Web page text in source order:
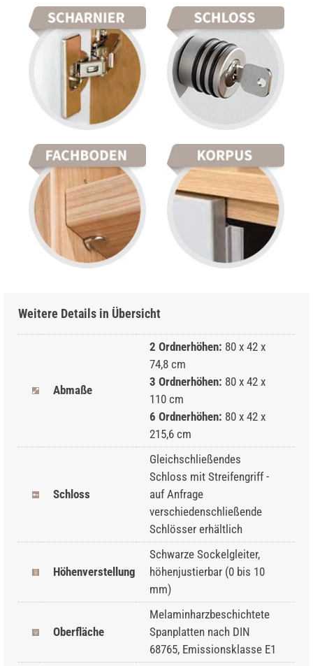
Weitere Details in Übersicht
Abmaße
2 Ordnerhöhen: 80 x 42 x
74,8 cm
3 Ordnerhöhen: 80 x 42 x
110 cm
6 Ordnerhöhen: 80 x 42 x
215,6 cm
Schloss
Gleichschließendes
Schloss mit Streifengriff -
auf Anfrage
verschiedenschließende
Schlösser erhältlich
Höhenverstellung
Schwarze Sockelgleiter,
höhenjustierbar (0 bis 10
mm)
Oberfläche
Melaminharzbeschichtete
Spanplatten nach DIN
68765, Emissionsklasse E1